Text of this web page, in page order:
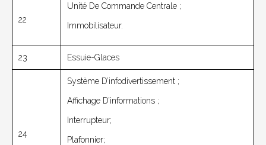
22
Unité De Commande Centrale ;
Immobilisateur.
23 Essuie-Glaces
24
Système D’infodivertissement ;
Affichage D’informations ;
Interrupteur;
Plafonnier;